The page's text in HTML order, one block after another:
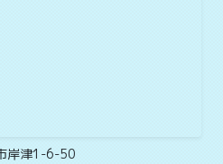
岸津1-6-50